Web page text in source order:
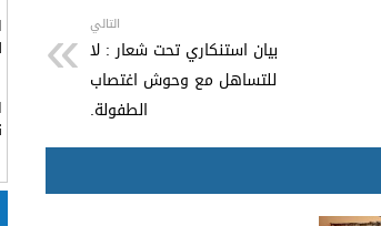
التالي
بيان استنكاري تحت شعار : لا
للتساهل مع وحوش اغتصاب
الطفولة.